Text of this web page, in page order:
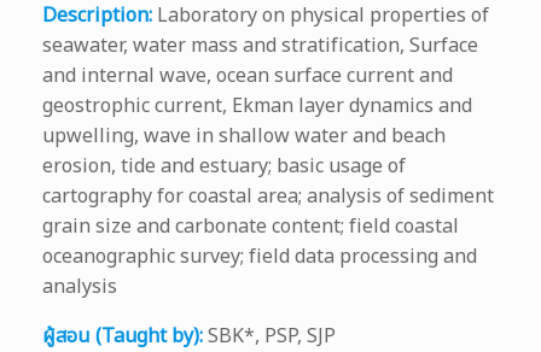
Description: Laboratory on physical properties of
seawater, water mass and stratification, Surface
and internal wave, ocean surface current and
geostrophic current, Ekman layer dynamics and
upwelling, wave in shallow water and beach
erosion, tide and estuary; basic usage of
cartography for coastal area; analysis of sediment
grain size and carbonate content; field coastal
oceanographic survey; field data processing and
analysis
ผู้สอน (Taught by):SBK*, PSP, SJP